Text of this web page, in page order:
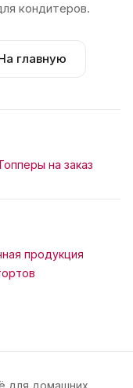
кондитеров.
главную
на заказ
продукция
для домашних